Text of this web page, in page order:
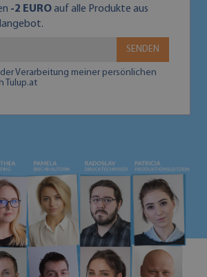
-2 EUROauf alle Produkte aus
SENDEN
Verarbeitung meiner persönlichen
Tulup.at